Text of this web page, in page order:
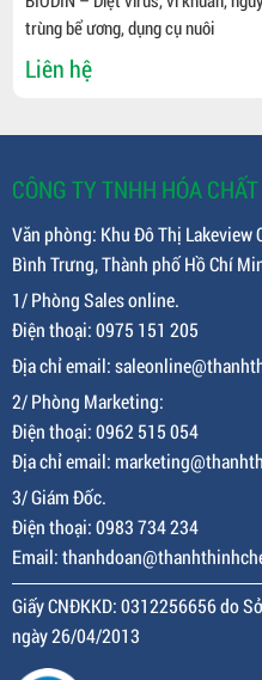
trùng bể ương, dụng cụ nuôi
Liên hệ
CÔNG TY TNHH HÓA
Văn phòng: Khu Đô Thị Lakeview
Bình Trưng, Thành phố Hồ Chí
1/ Phòng Sales online.
Điện thoại: 0975 151 205
Địa chỉ email:
2/ Phòng Marketing:
Điện thoại: 0962 515 054
Địa chỉ email:
3/ Giám Đốc.
Điện thoại: 0983 734 234
Email:
Giấy CNĐKKD: 0312256656 do
ngày 26/04/2013